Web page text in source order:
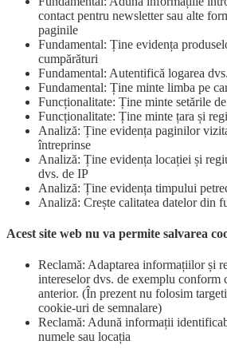
contact pentru newsletter sau alte
paginile
Fundamental: Ține evidența
cumpărături
Fundamental: Autentifică logarea
Fundamental: Ține minte limba pe
Funcționalitate: Ține minte setările
Funcționalitate: Ține minte țara și
Analiză: Ține evidența paginilor
întreprinse
Analiză: Ține evidența locației și
dvs. de IP
Analiză: Ține evidența timpului
Analiză: Crește calitatea datelor din
Acest site web nu va permite salvarea
Reclamă: Adaptarea informațiilor și
intereselor dvs. de exemplu
anterior. (În prezent nu folosim
cookie-uri de semnalare)
Reclamă: Adună informații
numele sau locația